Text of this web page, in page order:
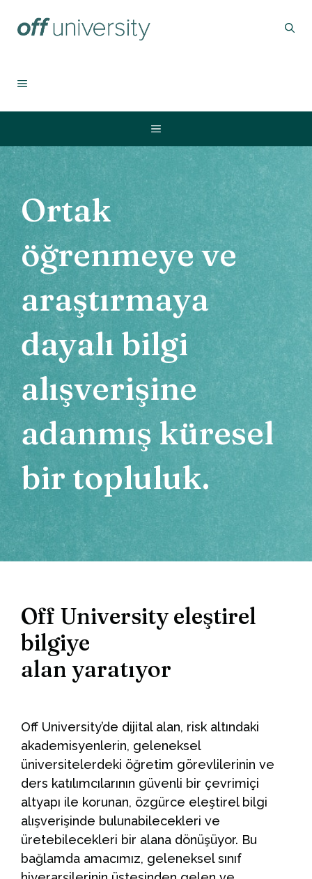
atla
MENU
Menu
Ortak
öğrenmeye ve
araştırmaya
dayalı bilgi
alışverişine
adanmışküresel
bir topluluk.
Off University eleştirel
bilgiye
alan yaratıyor
Off University’de dijital alan, risk altındaki
akademisyenlerin, geleneksel
üniversitelerdeki öğretim görevlilerinin ve
ders katılımcılarının güvenli bir çevrimiçi
altyapı ile korunan, özgürce eleştirel bilgi
alışverişinde bulunabilecekleri ve
üretebilecekleri bir alana dönüşüyor. Bu
bağlamda amacımız, geleneksel sınıf